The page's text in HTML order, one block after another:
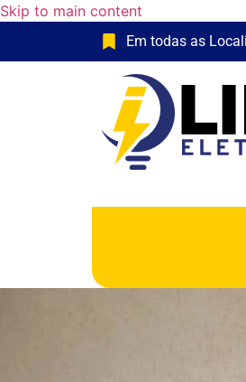
Skip to main content
Em todas as